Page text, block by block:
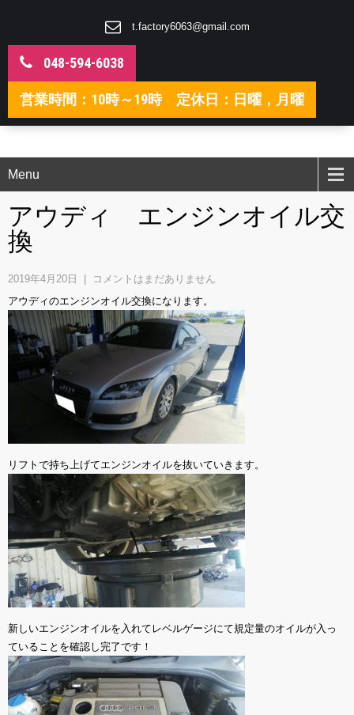
t.factory6063@gmail.com
048-594-6038
営業時間：10時～19時 定休日：日曜，月曜
Menu
アウディ エンジンオイル交
換
2019年4月20日
コメントはまだありません
アウディのエンジンオイル交換になります。
リフトで持ち上げてエンジンオイルを抜いていきます。
新しいエンジンオイルを入れてレベルゲージにて規定量のオイルが入っ
ていることを確認し完了です！